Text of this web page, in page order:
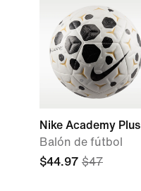
Nike Academy Plus
Balón de fútbol
$44.97 $47